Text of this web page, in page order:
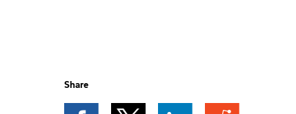
Share